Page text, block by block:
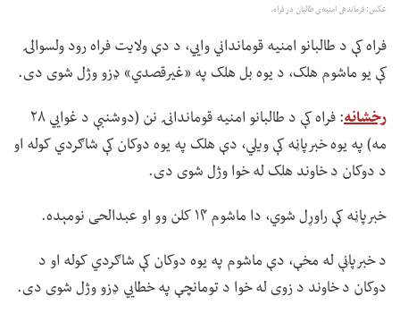
عکس: فرماندهی امنیه‌ی طالبان در فراه.
فراه کې د طالبانو امنیه قومانداني وايي، د دې ولایت فراه رود ولسوالۍ
کې یو ماشوم هلک، د یوه بل هلک په «غیرقصدي» ډزو وژل شوی دی.
رخشانه
: فراه کې د طالبانو امنیه قوماندانۍ نن (دوشنبې د غوايي ۲۸
مه) په یوه خبرپاڼه کې ویلي، دې هلک په یوه دوکان کې شاګردي کوله او
د دوکان د خاوند هلک له خوا وژل شوی دی.
خبرپاڼه کې راوړل شوي، دا ماشوم ۱۴ کلن وو او عبدالحی نومېده.
د خبرپاڼې له مخې، دې ماشوم په یوه دوکان کې شاګردي کوله او د
دوکان د خاوند د زوی له خوا د تومانچې په خطايي ډزو وژل شوی دی.